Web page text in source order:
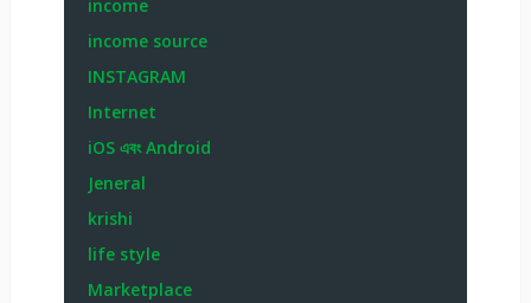
income
income source
INSTAGRAM
Internet
iOS এবং Android
Jeneral
krishi
life style
Marketplace